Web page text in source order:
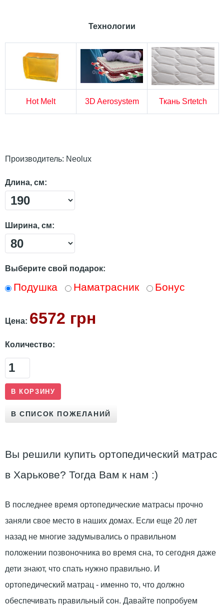
Технологии
Hot Melt 3D Aerosystem Ткань Srtetch
Производитель: Neolux
Длина, см:
Ширина, см:
Выберите свой подарок:
Подушка Наматрасник Бонус
Цена: 6572 грн
Количество:
Вы решили купить ортопедический матрас
в Харькове? Тогда Вам к нам :)
В последнее время ортопедические матрасы прочно
заняли свое место в наших домах. Если еще 20 лет
назад не многие задумывались о правильном
положении позвоночника во время сна, то сегодня даже
дети знают, что спать нужно правильно. И
ортопедический матрац - именно то, что должно
обеспечивать правильный сон. Давайте попробуем